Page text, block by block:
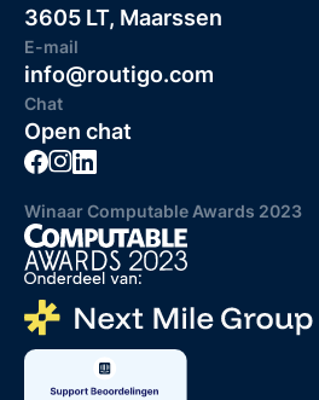
3605 LT, Maarssen
E-mail
info@routigo.com
Chat
Open chat
Winaar Computable Awards 2023